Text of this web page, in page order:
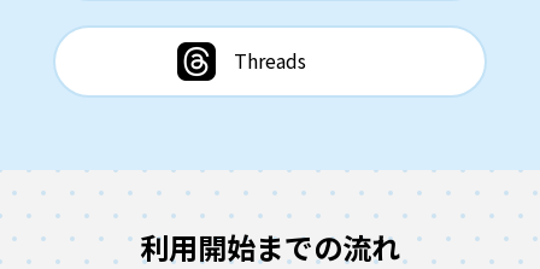
Threads
利用開始までの流れ